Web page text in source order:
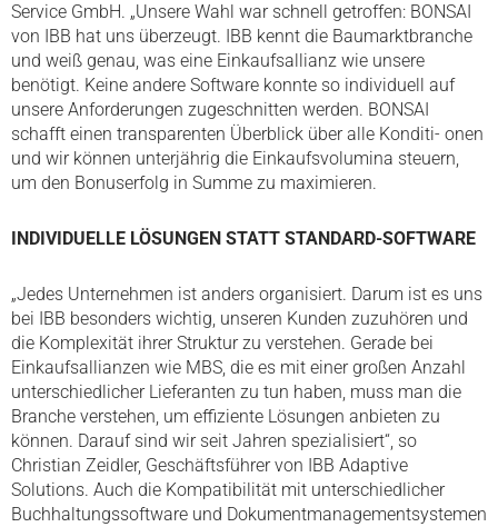
Service GmbH. „Unsere Wahl war schnell getroffen: BONSAI
von IBB hat uns überzeugt. IBB kennt die Baumarktbranche
und weiß genau, was eine Einkaufsallianz wie unsere
benötigt. Keine andere Software konnte so individuell auf
unsere Anforderungen zugeschnitten werden. BONSAI
schafft einen transparenten Überblick über alle Konditi- onen
und wir können unterjährig die Einkaufsvolumina steuern,
um den Bonuserfolg in Summe zu maximieren.
INDIVIDUELLE LÖSUNGEN STATT STANDARD-SOFTWARE
„Jedes Unternehmen ist anders organisiert. Darum ist es uns
bei IBB besonders wichtig, unseren Kunden zuzuhören und
die Komplexität ihrer Struktur zu verstehen. Gerade bei
Einkaufsallianzen wie MBS, die es mit einer großen Anzahl
unterschiedlicher Lieferanten zu tun haben, muss man die
Branche verstehen, um effiziente Lösungen anbieten zu
können. Darauf sind wir seit Jahren spezialisiert“, so
Christian Zeidler, Geschäftsführer von IBB Adaptive
Solutions. Auch die Kompatibilität mit unterschiedlicher
Buchhaltungssoftware und Dokumentmanagementsystemen